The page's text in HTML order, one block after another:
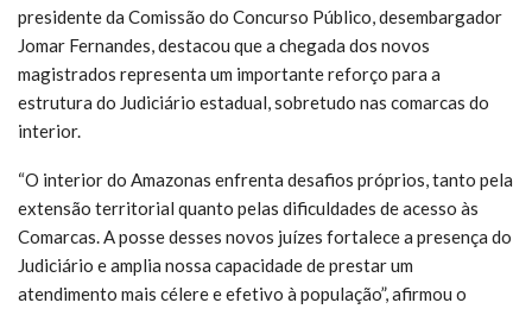
presidente da Comissão do Concurso Público, desembargador
Jomar Fernandes, destacou que a chegada dos novos
magistrados representa um importante reforço para a
estrutura do Judiciário estadual, sobretudo nas comarcas do
interior.
“O interior do Amazonas enfrenta desafios próprios, tanto pela
extensão territorial quanto pelas dificuldades de acesso às
Comarcas. A posse desses novos juízes fortalece a presença do
Judiciário e amplia nossa capacidade de prestar um
atendimento mais célere e efetivo à população”, afirmou o